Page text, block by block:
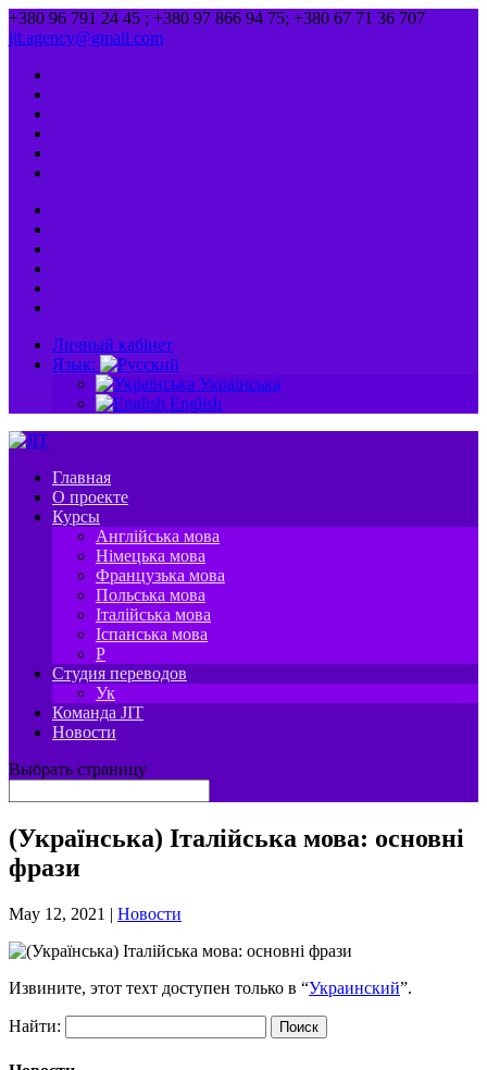
+380 96 791 24 45 ; +380 97 866 94 75; +380 67 71 36 707
jit.agency@gmail.com
Личный кабінет
Язык:
Українська
English
Главная
О проекте
Курсы
Англійська мова
Німецька мова
Французька мова
Польська мова
Італійська мова
Іспанська мова
P
Студия переводов
Ук
Команда JIT
Новости
Выбрать страницу
(Українська) Італійська мова: основні
фрази
May 12, 2021 | Новости
Извините, этот техт доступен только в “Украинский”.
Найти: